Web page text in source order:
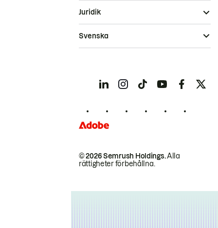
© 2026 Semrush Holdings.Alla
rättigheter förbehållna.
Juridik
Svenska